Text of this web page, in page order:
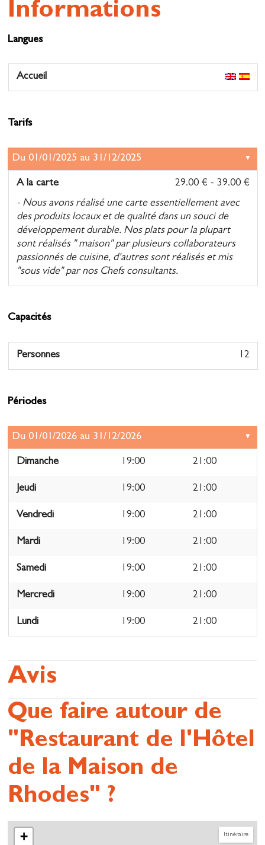
Informations
Langues
Accueil
Tarifs
A la carte
29.00 € - 39.00 €
- Nous avons réalisé une carte essentiellement avec
des produits locaux et de qualité dans un souci de
développement durable. Nos plats pour la plupart
sont réalisés " maison" par plusieurs collaborateurs
passionnés de cuisine, d'autres sont réalisés et mis
"sous vide" par nos Chefs consultants.
Capacités
Personnes 12
Périodes
Dimanche 19:00 21:00
Jeudi 19:00 21:00
Vendredi 19:00 21:00
Mardi 19:00 21:00
Samedi 19:00 21:00
Mercredi 19:00 21:00
Lundi 19:00 21:00
Avis
Que faire autour de
"Restaurant de l'Hôtel
de la Maison de
Rhodes" ?
Itinéraire
+